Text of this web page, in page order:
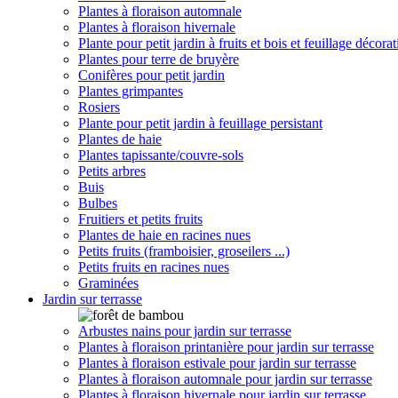
Plantes à floraison automnale
Plantes à floraison hivernale
Plante pour petit jardin à fruits et bois et feuillage
Plantes pour terre de bruyère
Conifères pour petit jardin
Plantes grimpantes
Rosiers
Plante pour petit jardin à feuillage persistant
Plantes de haie
Plantes tapissante/couvre-sols
Petits arbres
Buis
Bulbes
Fruitiers et petits fruits
Plantes de haie en racines nues
Petits fruits (framboisier, groseilers ...)
Petits fruits en racines nues
Graminées
Jardin sur terrasse
Arbustes nains pour jardin sur terrasse
Plantes à floraison printanière pour jardin sur terrasse
Plantes à floraison estivale pour jardin sur terrasse
Plantes à floraison automnale pour jardin sur terrasse
Plantes à floraison hivernale pour jardin sur terrasse